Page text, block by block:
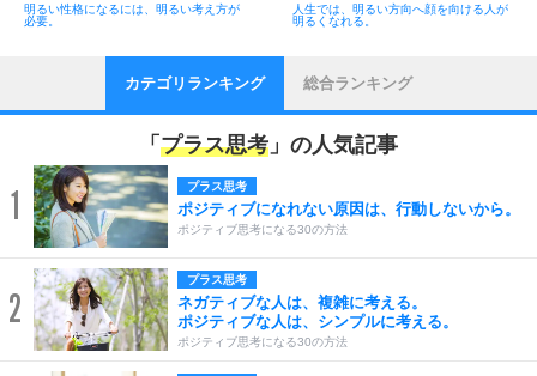
明るい性格になるには、明るい考え方が
必要。
人生では、明るい方向へ顔を向ける人が
明るくなれる。
カテゴリランキング 総合ランキング
「 プラス思考 」の人気記事
1 プラス思考
ポジティブになれない原因は、行動しないから。
ポジティブ思考になる30の方法
2
プラス思考
ネガティブな人は、複雑に考える。
ポジティブな人は、シンプルに考える。
ポジティブ思考になる30の方法